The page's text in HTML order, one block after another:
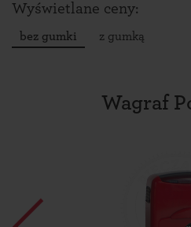
Wyświetlane ceny:
bez gumki z gumką
Wagraf